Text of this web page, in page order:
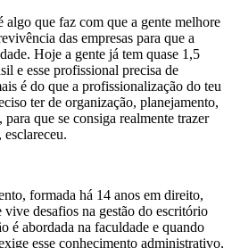
algo que faz com que a gente melhore
das empresas para que a
Hoje a gente já tem quase 1,5
e esse profissional precisa de
é do que a profissionalização do teu
ter de organização, planejamento,
que se consiga realmente trazer
esclareceu.
formada há 14 anos em direito,
desafios na gestão do escritório
é abordada na faculdade e quando
esse conhecimento administrativo,